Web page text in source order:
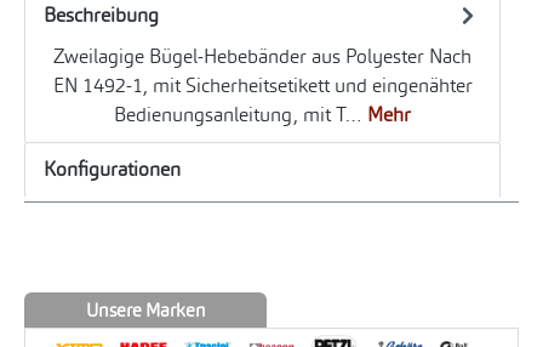
Beschreibung
Zweilagige Bügel-Hebebänder aus Polyester Nach
EN 1492-1, mit Sicherheitsetikett und eingenähter
Bedienungsanleitung, mit T… Mehr
Konfigurationen
Unsere Marken